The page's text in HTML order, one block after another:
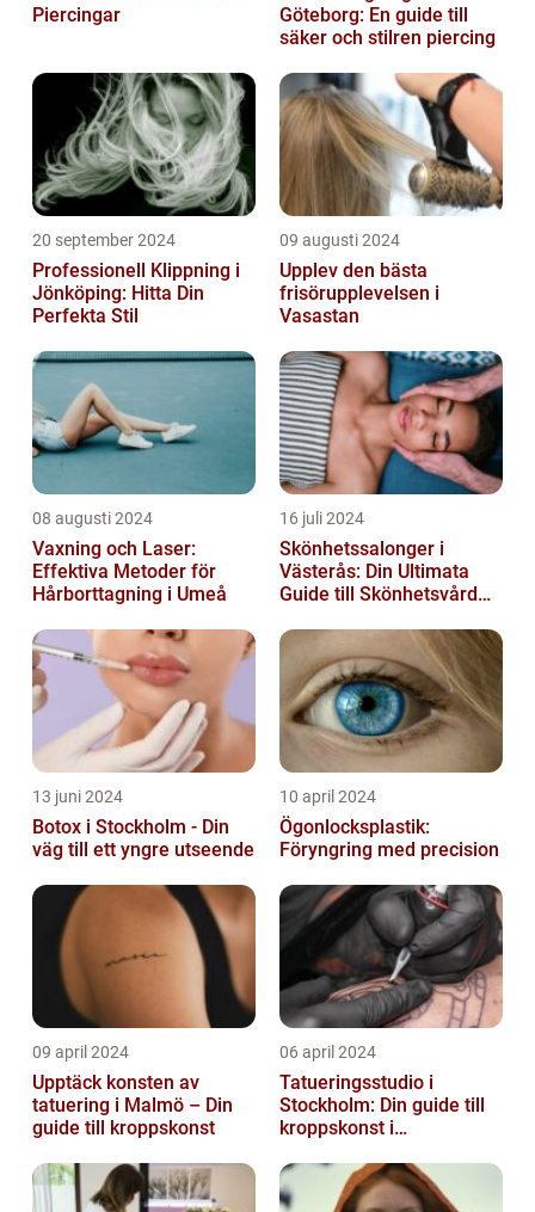
Piercingar
Göteborg: En guide till
säker och stilren piercing
20 september 2024
Professionell Klippning i
Jönköping: Hitta Din
Perfekta Stil
09 augusti 2024
Upplev den bästa
frisörupplevelsen i
Vasastan
08 augusti 2024
Vaxning och Laser:
Effektiva Metoder för
Hårborttagning i Umeå
16 juli 2024
Skönhetssalonger i
Västerås: Din Ultimata
Guide till Skönhetsvård
13 juni 2024
Botox i Stockholm - Din
väg till ett yngre utseende
10 april 2024
Ögonlocksplastik:
Föryngring med precision
09 april 2024
Upptäck konsten av
tatuering i Malmö – Din
guide till kroppskonst
06 april 2024
Tatueringsstudio i
Stockholm: Din guide till
kroppskonst i